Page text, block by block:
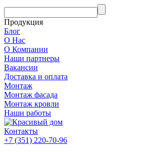
Продукция
Блог
О Нас
О Компании
Наши партнеры
Вакансии
Доставка и оплата
Монтаж
Монтаж фасада
Монтаж кровли
Наши работы
Контакты
+7 (351) 220-70-96